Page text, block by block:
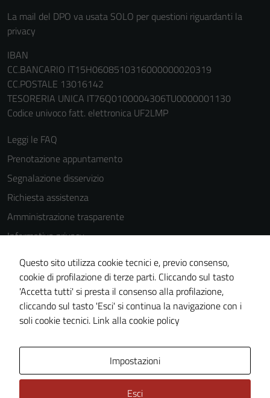
La mail del DPO va usata SOLO per questioni riguardanti la
privacy
IBAN
CC.BANCARIO IT15H0608510316000000020319
CC.POSTALE 13016142
TESORERIA UNICA IT76Q0100004306TU0000001130
Codice univoco fatt. elettronica UF2LMP
Leggi le FAQ
Prenotazione appuntamento
Segnalazione disservizio
Richiesta assistenza
Amministrazione trasparente
Informativa privacy
Cookie Policy
Note legali
Dichiarazione di accessibilità
Piano di miglioramento del sito
Questo sito utilizza cookie tecnici e, previo consenso,
cookie di profilazione di terze parti. Cliccando sul tasto
'Accetta tutti' si presta il consenso alla profilazione,
cliccando sul tasto 'Esci' si continua la navigazione con i
soli cookie tecnici. Link alla cookie policy
Impostazioni
Esci